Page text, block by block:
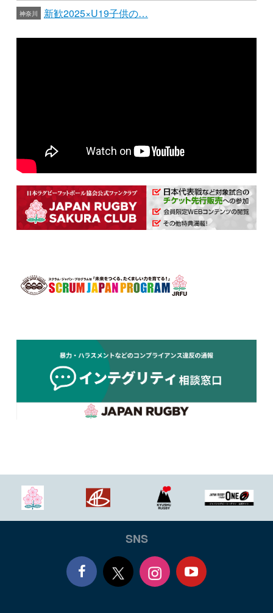
神奈川 新歓2025×U19子供の…
SNS